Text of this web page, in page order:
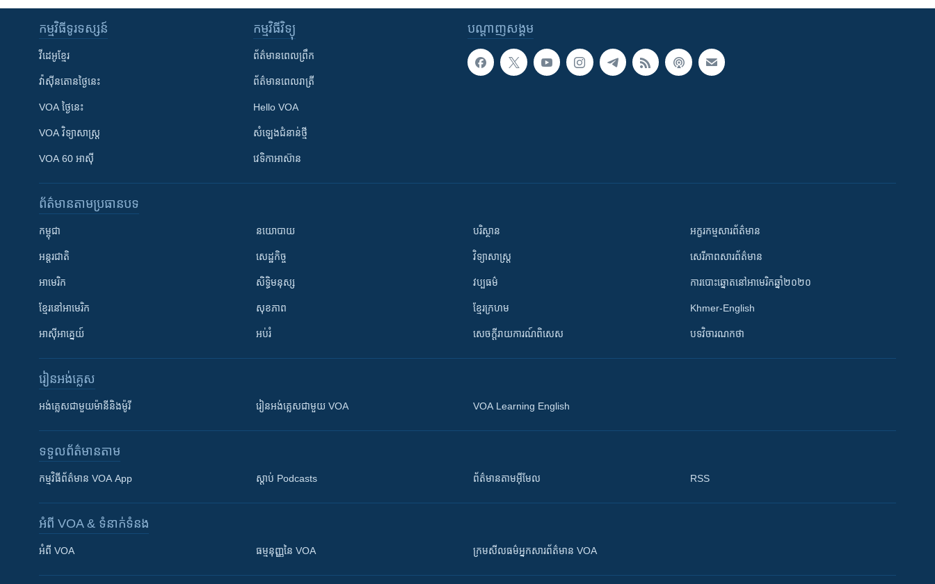
បណ្តាញ​សង្គម
កម្មវិធី​ទូរទស្សន៍
វីដេអូ​ខ្មែរ
វ៉ាស៊ីនតោន​ថ្ងៃ​នេះ
VOA ថ្ងៃនេះ
VOA ​វិទ្យាសាស្ត្រ
VOA 60 អាស៊ី
កម្មវិធី​វិទ្យុ
ព័ត៌មាន​ពេល​ព្រឹក
ព័ត៌មាន​​ពេល​រាត្រី
Hello VOA
សំឡេង​ជំនាន់​ថ្មី
វេទិកា​អាស៊ាន
ព័ត៌មាន​តាមប្រធានបទ​
កម្ពុជា
អន្តរជាតិ
អាមេរិក
ខ្មែរ​នៅអាមេរិក
អាស៊ីអាគ្នេយ៍
នយោបាយ
សេដ្ឋកិច្ច
សិទ្ធិមនុស្ស
សុខភាព
អប់រំ
បរិស្ថាន
វិទ្យាសាស្រ្ត
វប្បធម៌
ខ្មែរក្រហម
សេចក្តីរាយការណ៍ពិសេស
អក្ខរកម្មសារព័ត៌មាន
សេរីភាពសារព័ត៌មាន
ការបោះឆ្នោតនៅអាមេរិកឆ្នាំ២០២០
Khmer-English
បទវិចារណកថា
រៀន​​អង់គ្លេស
អង់គ្លេស​ជាមួយ​ម៉ានី​និង​ម៉ូរី រៀន​​​​​​អង់គ្លេស​​ជាមួយ VOA VOA Learning English
ទទួល​ព័ត៌មាន​តាម
កម្មវិធី​ព័ត៌មាន VOA App ស្តាប់ Podcasts ព័ត៌មាន​តាម​អ៊ីមែល RSS
អំពី​ VOA & ទំនាក់ទំនង
អំពី​ VOA ធម្មនុញ្ញ​នៃ VOA ក្រម​​​សីលធម៌​​​អ្នក​​​សារព័ត៌មាន VOA